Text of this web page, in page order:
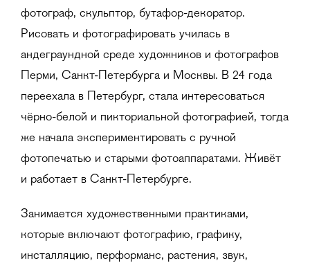
фотограф, скульптор, бутафор-декоратор.
Рисовать и фотографировать училась в
андеграундной среде художников и фотографов
Перми, Санкт-Петербурга и Москвы. В 24 года
переехала в Петербург, стала интересоваться
чёрно-белой и пикториальной фотографией, тогда
же начала экспериментировать с ручной
фотопечатью и старыми фотоаппаратами. Живёт
и работает в Санкт-Петербурге.
Занимается художественными практиками,
которые включают фотографию, графику,
инсталляцию, перформанс, растения, звук,